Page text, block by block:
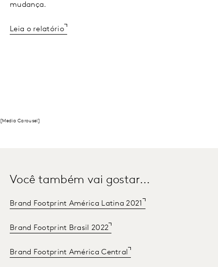
mudança.
Leia o relatório
[Media Carousel]
Você também vai gostar...
Brand Footprint América Latina 2021
Brand Footprint Brasil 2022
Brand Footprint América Central